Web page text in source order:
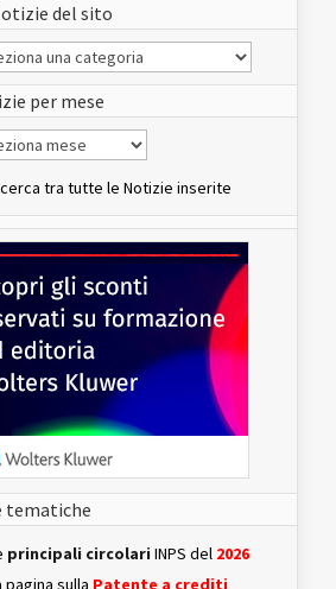
del sito
per mese
tra tutte le Notizie inserite
tematiche
principali circolari INPS del 2026
pagina sulla Patente a crediti